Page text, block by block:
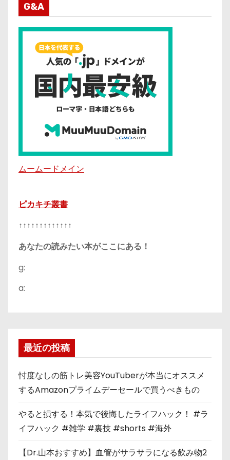
G&A
ムームードメイン
ピカキチ叢書
↑↑↑↑↑↑↑↑↑↑↑↑↑
あなたの読みたい本がここにある！
g:
a:
最近の投稿
忖度なしの筋トレ美容YouTuberが本当にオススメ
するAmazonプライムデーセールで買うべきもの
やると損する！本気で後悔したライフハック！ #ラ
イフハック #雑学 #裏技 #shorts #海外
【Dr.山本おすすめ】血管がサラサラになる飲み物2